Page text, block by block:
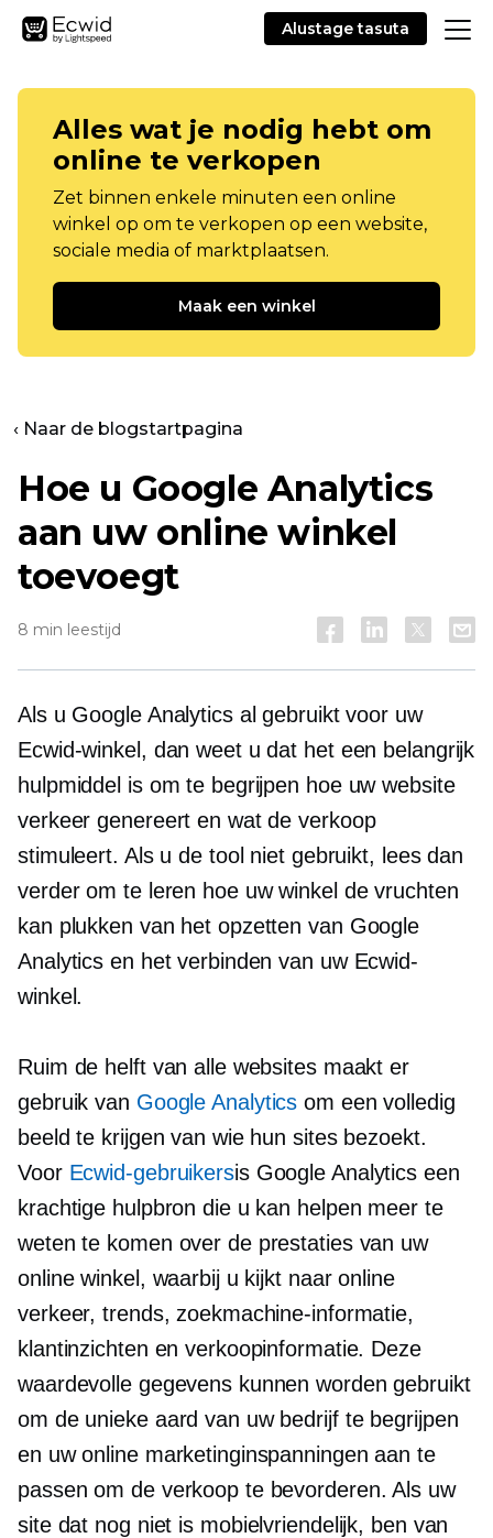
Alustage tasuta
Alles wat je nodig hebt om
online te verkopen
Zet binnen enkele minuten een online
winkel op om te verkopen op een website,
sociale media of marktplaatsen.
Maak een winkel
‹ Naar de blogstartpagina
Hoe u Google Analytics
aan uw online winkel
toevoegt
8 min leestijd
Als u Google Analytics al gebruikt voor uw
Ecwid-winkel, dan weet u dat het een belangrijk
hulpmiddel is om te begrijpen hoe uw website
verkeer genereert en wat de verkoop
stimuleert. Als u de tool niet gebruikt, lees dan
verder om te leren hoe uw winkel de vruchten
kan plukken van het opzetten van Google
Analytics en het verbinden van uw Ecwid-
winkel.
Ruim de helft van alle websites maakt er
gebruik van Google Analytics om een ​​volledig
beeld te krijgen van wie hun sites bezoekt.
Voor Ecwid-gebruikersis Google Analytics een
krachtige hulpbron die u kan helpen meer te
weten te komen over de prestaties van uw
online winkel, waarbij u kijkt naar online
verkeer, trends, zoekmachine-informatie,
klantinzichten en verkoopinformatie. Deze
waardevolle gegevens kunnen worden gebruikt
om de unieke aard van uw bedrijf te begrijpen
en uw online marketinginspanningen aan te
passen om de verkoop te bevorderen. Als uw
site dat nog niet is mobielvriendelijk, ben van